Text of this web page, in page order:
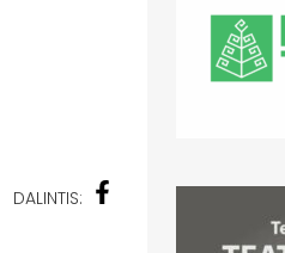
DALINTIS: